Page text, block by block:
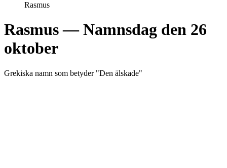
Rasmus
Rasmus— Namnsdag den 26
oktober
Grekiska namn som betyder "Den älskade"